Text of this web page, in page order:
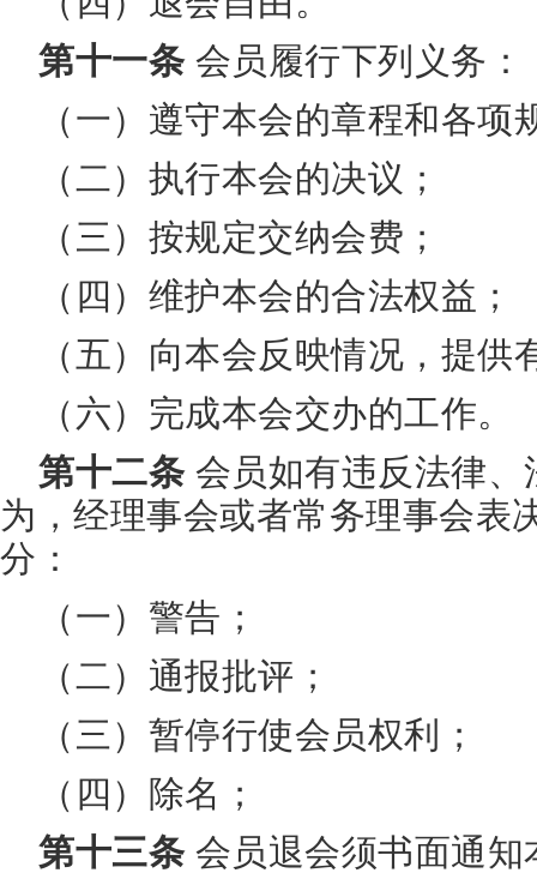
第十一条会员履行下列义务：
（一）遵守本会的章程和各项
（二）执行本会的决议；
（三）按规定交纳会费；
（四）维护本会的合法权益；
（五）向本会反映情况，提供
（六）完成本会交办的工作。
第十二条会员如有违反法律、
为，经理事会或者常务理事会表
分：
（一）警告；
（二）通报批评；
（三）暂停行使会员权利；
（四）除名；
第十三条会员退会须书面通知